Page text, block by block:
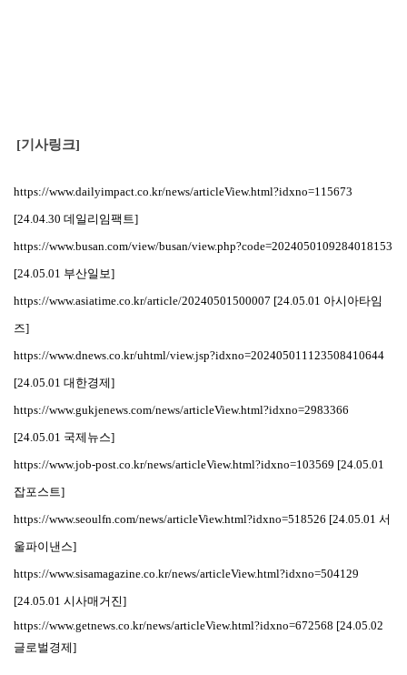
​[기사링크]
https://www.dailyimpact.co.kr/news/articleView.html?idxno=115673
[24.04.30 데일리임팩트]
https://www.busan.com/view/busan/view.php?code=2024050109284018153
[24.05.01 부산일보]
https://www.asiatime.co.kr/article/20240501500007 [24.05.01 아시아타임
즈]
https://www.dnews.co.kr/uhtml/view.jsp?idxno=202405011123508410644
[24.05.01 대한경제]
https://www.gukjenews.com/news/articleView.html?idxno=2983366
[24.05.01 국제뉴스]
https://www.job-post.co.kr/news/articleView.html?idxno=103569 [24.05.01
잡포스트]
https://www.seoulfn.com/news/articleView.html?idxno=518526 [24.05.01 서
울파이낸스]
https://www.sisamagazine.co.kr/news/articleView.html?idxno=504129
[24.05.01 시사매거진]
https://www.getnews.co.kr/news/articleView.html?idxno=672568 [24.05.02
글로벌경제]